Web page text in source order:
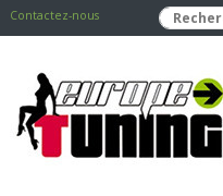
Contactez-nous